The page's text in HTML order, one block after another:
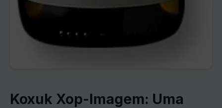
Koxuk Xop-Imagem: Uma